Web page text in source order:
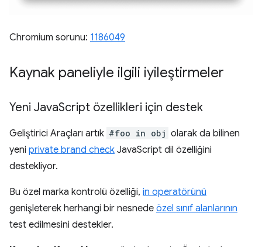
Chromium sorunu: 1186049
Kaynak paneliyle ilgili iyileştirmeler
Yeni JavaScript özellikleri için destek
Geliştirici Araçları artık #foo in obj olarak da bilinen
yeni private brand check JavaScript dil özelliğini
destekliyor.
Bu özel marka kontrolü özelliği, in operatörünü
genişleterek herhangi bir nesnede özel sınıf alanlarının
test edilmesini destekler.